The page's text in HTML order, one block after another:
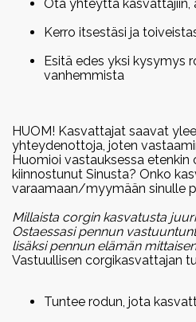
Ota yhteyttä kasvattajiin,
Kerro itsestäsi ja
Esitä edes yksi kysymys
vanhemmista
HUOM! Kasvattajat saavat
yhteydenottoja, joten
Huomioi vastauksessa etenkin
kiinnostunut Sinusta? Onko
varaamaan/myymään sinulle
Millaista corgin kasvatusta
Ostaessasi pennun
lisäksi pennun elämän
Vastuullisen corgikasvattajan
Tuntee rodun, jota